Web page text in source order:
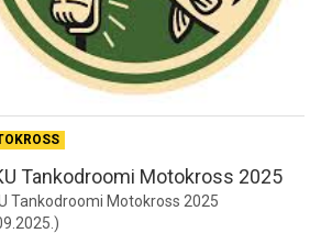
Tankodroomi Motokross 2025
Tankodroomi Motokross 2025